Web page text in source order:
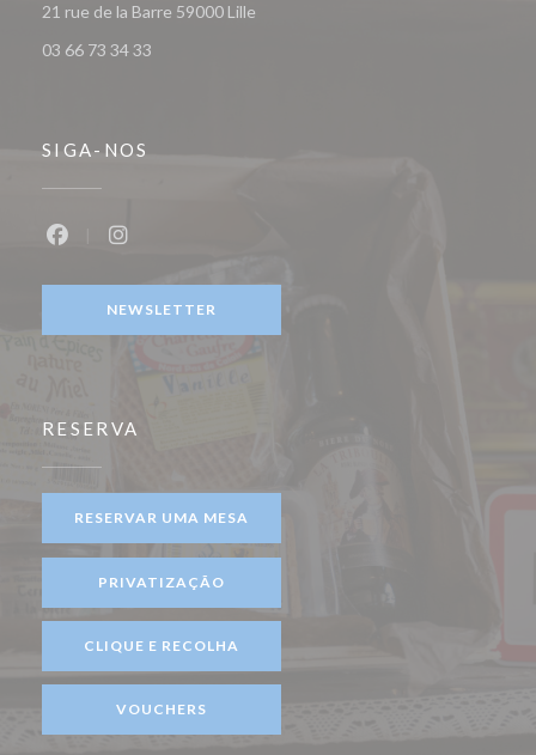
21 rue de la Barre 59000 Lille
03 66 73 34 33
SIGA-NOS
NEWSLETTER
RESERVA
RESERVAR UMA MESA
PRIVATIZAÇÃO
CLIQUE E RECOLHA
VOUCHERS